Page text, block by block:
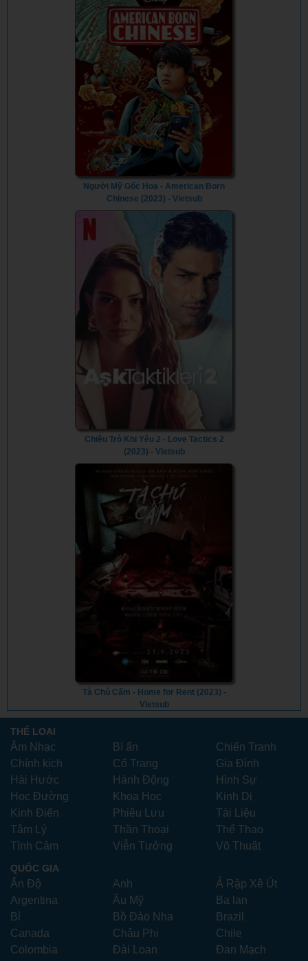
Người Mỹ Gốc Hoa - American Born
Chinese (2023) - Vietsub
Chiêu Trò Khi Yêu 2 - Love Tactics 2
(2023) - Vietsub
Tà Chú Cấm - Home for Rent (2023) -
Vietsub
THỂ LOẠI
Âm Nhạc Bí ẩn
Chiến Tranh
Chính kịch
Cổ Trang
Gia Đình
Hài Hước
Hành Động
Hình Sự
Học Đường
Khoa Học
Kinh Dị
Kinh Điển
Phiêu Lưu
Tài Liệu
Tâm Lý
Thần Thoại
Thể Thao
Tình Cảm
Viễn Tưởng Võ Thuật
QUỐC GIA
Ấn Độ Anh
Ả Rập Xê Út
Argentina
Âu Mỹ
Ba lan
Bỉ
Bồ Đào Nha
Brazil
Canada
Châu Phi
Chile
Colombia
Đài Loan
Đan Mạch